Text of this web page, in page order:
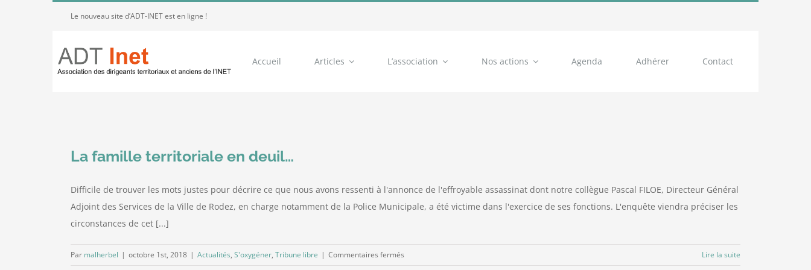
Le nouveau site d’ADT-INET est en ligne !
Accueil Articles L’association Nos actions Agenda Adhérer Contact
La famille territoriale en deuil…
Difficile de trouver les mots justes pour décrire ce que nous avons ressenti à l'annonce de l'effroyable assassinat dont notre collègue Pascal FILOE, Directeur Général
Adjoint des Services de la Ville de Rodez, en charge notamment de la Police Municipale, a été victime dans l'exercice de ses fonctions. L'enquête viendra préciser les
circonstances de cet [...]
Par malherbel | octobre 1st, 2018 | Actualités, S'oxygéner, Tribune libre | Commentaires fermés Lire la suite